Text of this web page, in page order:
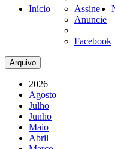
Início
Assine
Anuncie
Facebook
Arquivo
2026
Agosto
Julho
Junho
Maio
Abril